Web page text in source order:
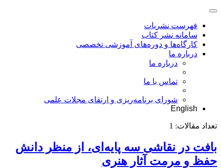
فهرست نشریات
سامانه نشر کتاب
کارگاه‌ها و دوره‌های آموزشی تخصصی
درباره ما
درباره ما
تماس با ما
شورای برنامه‌ریزی و ارتقای مجلات علمی
English
تعداد مقالات: 1
بافت در نقاشی سه پایه‌ای، از منظر دانش
حفظ و مرمت آثار هنری